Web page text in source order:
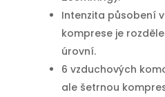
Intenzita působení
komprese je
úrovní.
6 vzduchových
ale šetrnou